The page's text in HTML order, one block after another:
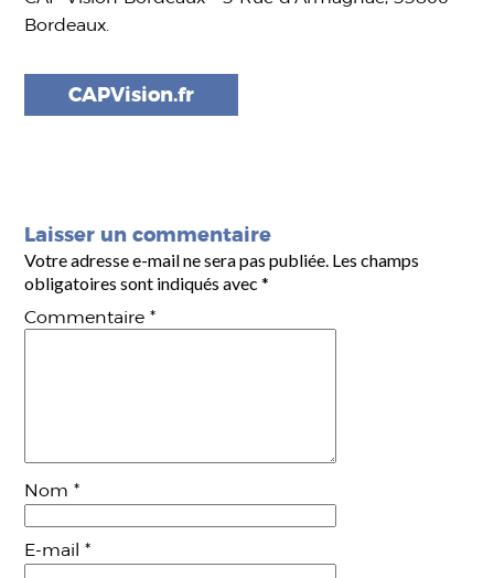
Bordeaux.
CAPVision.fr
Laisser un commentaire
Votre adresse e-mail ne sera pas publiée. Les champs
obligatoires sont indiqués avec*
Commentaire*
Nom*
E-mail*